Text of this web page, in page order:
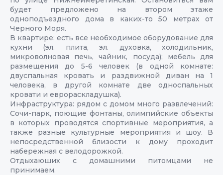
будет предложено на втором этаже
одноподъездного дома в каких-то 50 метрах от
Черного Моря.
В квартире: есть все необходимое оборудование для
кухни (эл. плита, эл. духовка, холодильник,
микроволновая печь, чайник, посуда); мебель для
размещения до 5-6 человек (в одной комнате:
двуспальная кровать и раздвижной диван на 1
человека, в другой комнате две односпальных
кровати и еврораскладушка).
Инфраструктура: рядом с домом много развлечений:
Сочи-парк, поющие фонтаны, олимпийские объекты
в которых проводятся спортивные мероприятия, а
также разные культурные мероприятия и шоу. В
непосредственной близости к дому проходит
набережная с велодорожкой.
Отдыхаюших с домашними питомцами не
принимаем.